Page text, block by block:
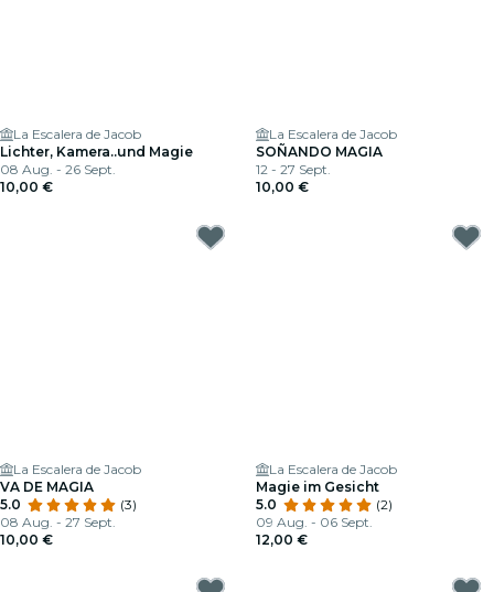
La Escalera de Jacob
Lichter, Kamera..und Magie
08 Aug. - 26 Sept.
10,00 €
La Escalera de Jacob
SOÑANDO MAGIA
12 - 27 Sept.
10,00 €
La Escalera de Jacob
VA DE MAGIA
5.0
(3)
08 Aug. - 27 Sept.
10,00 €
La Escalera de Jacob
Magie im Gesicht
5.0
(2)
09 Aug. - 06 Sept.
12,00 €